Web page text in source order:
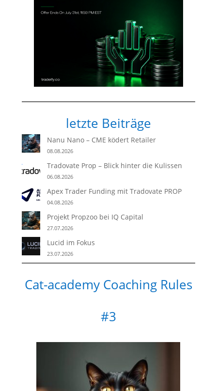
letzte Beiträge
Nanu Nano – CME ködert Retailer
08.08.2026
Tradovate Prop – Blick hinter die Kulissen
06.08.2026
Apex Trader Funding mit Tradovate PROP
04.08.2026
Projekt Propzoo bei IQ Capital
27.07.2026
Lucid im Fokus
23.07.2026
Cat-academy Coaching Rules
#3